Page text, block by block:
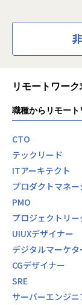
リモートワー
職種からリモー
CTO
テックリード
ITアーキテクト
プロダクトマネー
PMO
プロジェクトリー
UIUXデザイナー
デジタルマーケタ
CGデザイナー
SRE
サーバーエンジニ